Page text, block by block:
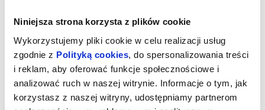
Niniejsza strona korzysta z plików cookie
Wykorzystujemy pliki cookie w celu realizacji usług
zgodnie z Polityką cookies , do spersonalizowania treści
i reklam, aby oferować funkcje społecznościowe i
analizować ruch w naszej witrynie. Informacje o tym, jak
korzystasz z naszej witryny, udostępniamy partnerom